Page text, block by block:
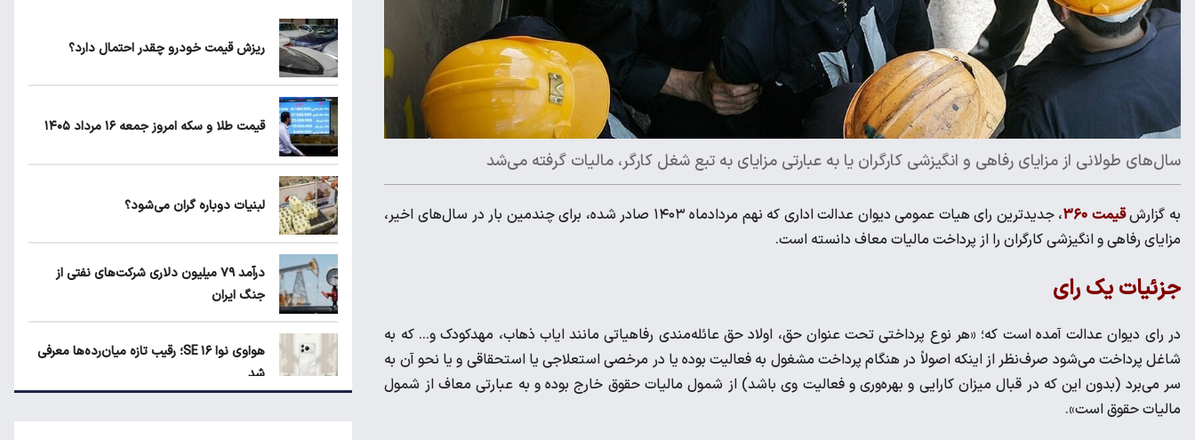
سال‌های طولانی از مزایای رفاهی و انگیزشی کارگران یا به عبارتی مزایای به تبع شغل کارگر، مالیات گرفته می‌شد
به گزارشقیمت ۳۶۰
، جدیدترین رای هیات عمومی دیوان عدالت اداری که نهم مردادماه ۱۴۰۳ صادر شده، برای چندمین بار در سال‌های اخیر،
مزایای رفاهی و انگیزشی کارگران را از پرداخت مالیات معاف دانسته است.
جزئیات یک رای
در رای دیوان عدالت آمده است که؛ «هر نوع پرداختی تحت عنوان حق، اولاد حق عائله‌مندی رفاهیاتی مانند ایاب ذهاب، مهدکودک و... که به
شاغل پرداخت می‌شود صرف‌نظر از اینکه اصولاً در هنگام پرداخت مشغول به فعالیت بوده یا در مرخصی استعلاجی یا استحقاقی و یا نحو آن به
سر می‌برد (بدون این که در قبال میزان کارایی و بهره‌وری و فعالیت وی باشد) از شمول مالیات حقوق خارج بوده و به عبارتی معاف از شمول
مالیات حقوق است».
دارد؟
عدالت چیست؟
۲
ریزش قیمت خودرو چقدر احتمال دارد؟
قیمت طلا و سکه امروز جمعه ۱۶ مرداد ۱۴۰۵
لبنیات دوباره گران می‌شود؟
درآمد ۷۹ میلیون دلاری شرکت‌های نفتی از
جنگ ایران
هواوی نوا ۱۶ SE؛ رقیب تازه میان‌رده‌ها معرفی
شد